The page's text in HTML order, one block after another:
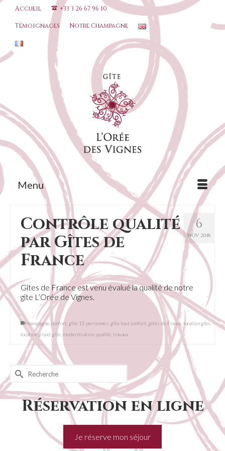
Accueil +33 3 26 67 96 10
Témoignages Notre Champagne
Menu
6
NOV 2018
Contrôle qualité
par Gîtes de
France
Gîtes de France est venu évalué la qualité de notre
gîte L’Orée de Vignes.
champagne confort gîte 15 personnes gîte tout confort gîtes de France location gîte,
location grand gîte modernisation qualité travaux
Rechercher :
Réservation en ligne
Je réserve mon séjour